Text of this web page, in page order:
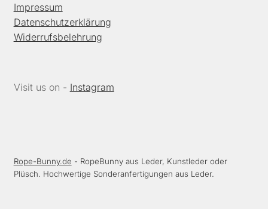
Impressum
Datenschutzerklärung
Widerrufsbelehrung
Visit us on - Instagram
Rope-Bunny.de - RopeBunny aus Leder, Kunstleder oder
Plüsch. Hochwertige Sonderanfertigungen aus Leder.